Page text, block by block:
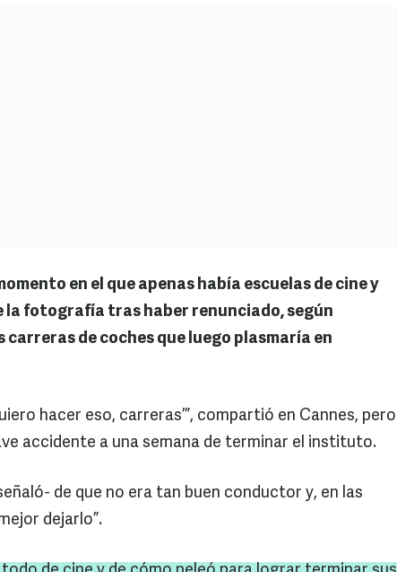
en el que apenas había escuelas de cine y
la fotografía tras haber renunciado, según
carreras de coches que luego plasmaría en
hacer eso, carreras’”, compartió en Cannes, pero
accidente a una semana de terminar el instituto.
de que no era tan buen conductor y, en las
dejarlo”.